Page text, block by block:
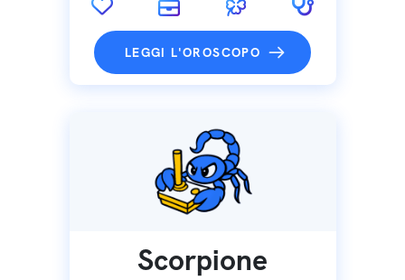
LEGGI L'OROSCOPO
Scorpione